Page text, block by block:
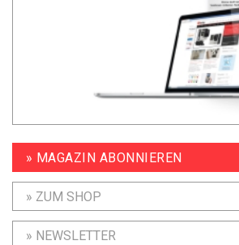
» MAGAZIN ABONNIEREN
» ZUM SHOP
» NEWSLETTER